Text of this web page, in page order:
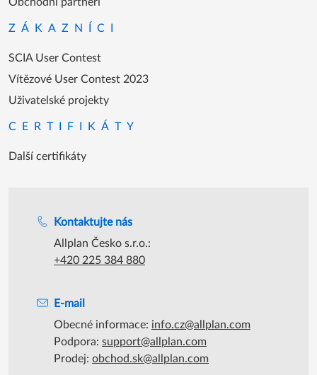
Kontaktujte nás
Allplan Česko s.r.o.:
+420 225 384 880
E-mail
Obecné informace: info.cz@allplan.com
Podpora: support@allplan.com
Prodej: obchod.sk@allplan.com
ZÁKAZNÍCI
SCIA User Contest
Vítězové User Contest 2023
Uživatelské projekty
CERTIFIKÁTY
Další certifikáty